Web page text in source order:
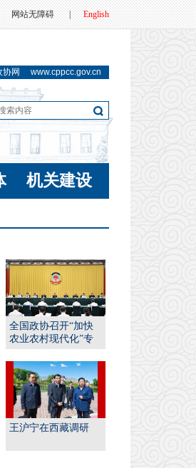
网站无障碍 | English
协网 www.cppcc.gov.cn
机关建设
全国政协召开“加快
农业农村现代化”专
并...
王沪宁在西藏调研